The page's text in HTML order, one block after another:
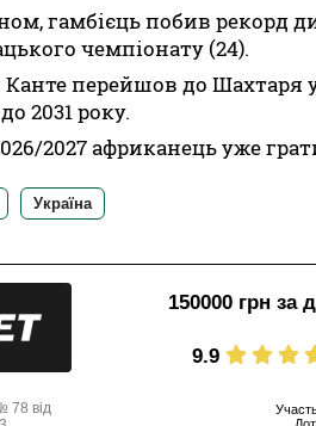
гамбієць побив рекорд
чемпіонату (24).
Канте перейшов до Шахтаря
2031 року.
2027 африканець уже
Україна
150000 грн за
9.9
78 від